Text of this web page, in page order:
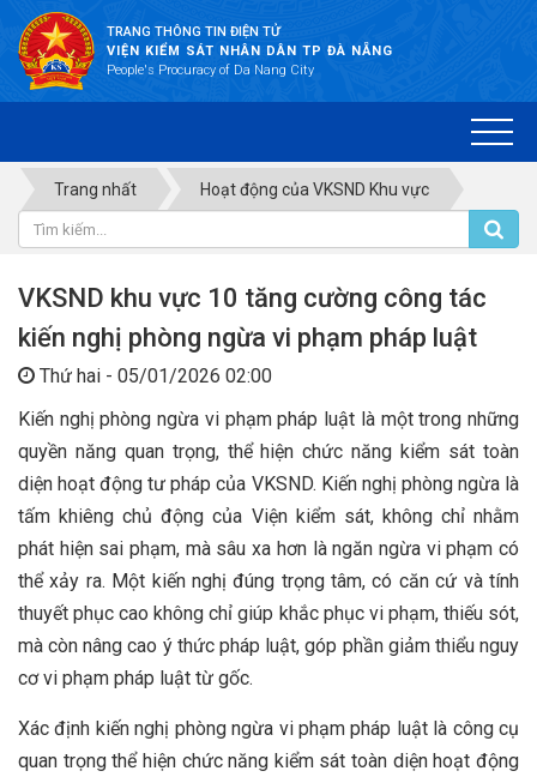
TRANG THÔNG TIN ĐIỆN TỬ
VIỆN KIỂM SÁT NHÂN DÂN TP ĐÀ NẴNG
People's Procuracy of Da Nang City
Trang nhất Hoạt động của VKSND Khu vực
VKSND khu vực 10 tăng cường công tác
kiến nghị phòng ngừa vi phạm pháp luật
Thứ hai - 05/01/2026 02:00
Kiến nghị phòng ngừa vi phạm pháp luật là một trong những
quyền năng quan trọng, thể hiện chức năng kiểm sát toàn
diện hoạt động tư pháp của VKSND. Kiến nghị phòng ngừa là
tấm khiêng chủ động của Viện kiểm sát, không chỉ nhằm
phát hiện sai phạm, mà sâu xa hơn là ngăn ngừa vi phạm có
thể xảy ra. Một kiến nghị đúng trọng tâm, có căn cứ và tính
thuyết phục cao không chỉ giúp khắc phục vi phạm, thiếu sót,
mà còn nâng cao ý thức pháp luật, góp phần giảm thiểu nguy
cơ vi phạm pháp luật từ gốc.
Xác định kiến nghị phòng ngừa vi phạm pháp luật là công cụ
quan trọng thể hiện chức năng kiểm sát toàn diện hoạt động